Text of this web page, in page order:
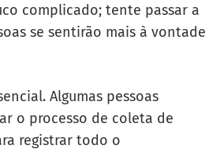
complicado; tente passar a
se sentirão mais à vontade
Algumas pessoas
o processo de coleta de
registrar todo o